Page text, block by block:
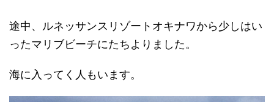
途中、ルネッサンスリゾートオキナワから少しはい
ったマリブビーチにたちよりました。
海に入ってく人もいます。